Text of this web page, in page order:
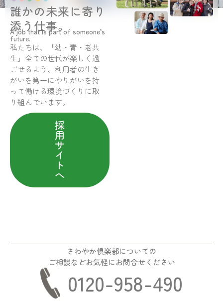
誰かの未来に寄り
添う仕事。
A job that is part of someone’s
future.
私たちは、「幼・青・老共
生」全ての世代が楽しく過
ごせるよう、利用者の生き
がいを第一にやりがいを持
って働ける環境づくりに取
り組んでいます。
採
用
サ
イ
ト
へ
さわやか倶楽部についての
ご相談などお気軽にお問合せください
0120-958-490